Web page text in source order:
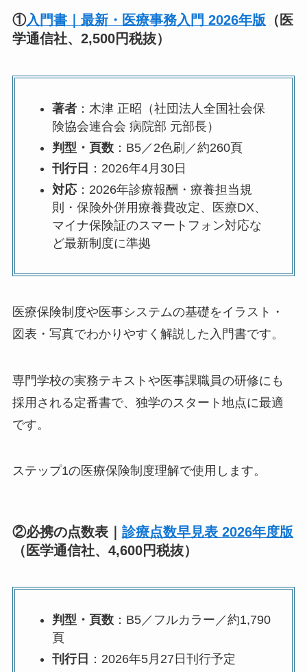
①入門書｜最新・医療事務入門 2026年版 （医
学通信社、2,500円税抜）
著者：木津 正昭（社団法人全国社会保
険協会連合会 病院部 元部長）
判型・頁数：B5／2色刷／約260頁
刊行日 ：2026年4月30日
対応：2026年診療報酬・療養担当規
則・保険外併用療養費改定、医療DX、
マイナ保険証のスマートフォン対応な
ど最新制度に準拠
医療保険制度や医事システムの基礎をイラスト・
図表・写真でわかりやすく解説した入門書です。
専門学校の実務テキストや医事課職員の研修にも
採用される定番書で、独学のスタート地点に最適
です。
ステップ1の医療保険制度理解で使用します。
②必携の点数表｜ 診療点数早見表 2026年度版
（医学通信社、4,600円税抜）
判型・頁数：B5／フルカラー／約1,790
頁
刊行日 ：2026年5月27日刊行予定